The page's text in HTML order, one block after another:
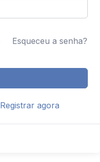
Esqueceu a senha?
Registrar agora